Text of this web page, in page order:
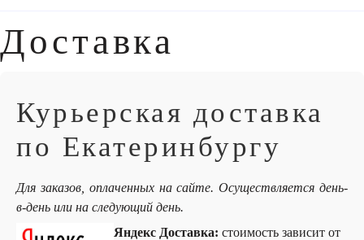
Доставка
Курьерская доставка
по Екатеринбургу
Для заказов, оплаченных на сайте. Осуществляется день-
в-день или на следующий день.
Яндекс Доставка: стоимость зависит от